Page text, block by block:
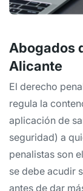
Abogados
Alicante
El derecho
regula la
aplicación de
seguridad) a
penalistas son
se debe acudir
antes de dar